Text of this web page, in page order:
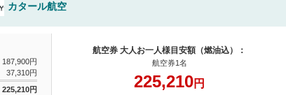
カタール航空
187,900円
37,310円
225,210円
航空券 大人お一人様目安額（燃油込）：
航空券1名
225,210円